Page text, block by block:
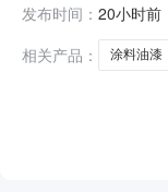
发布时间： 20小时前
相关产品：
涂料油漆